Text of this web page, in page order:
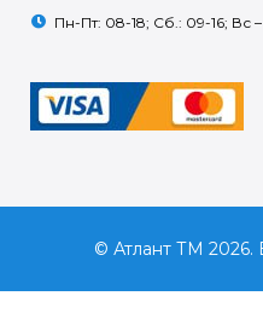
Пн-Пт: 08-18; Сб.: 09-16; Вс
© Атлант ТМ 2026.